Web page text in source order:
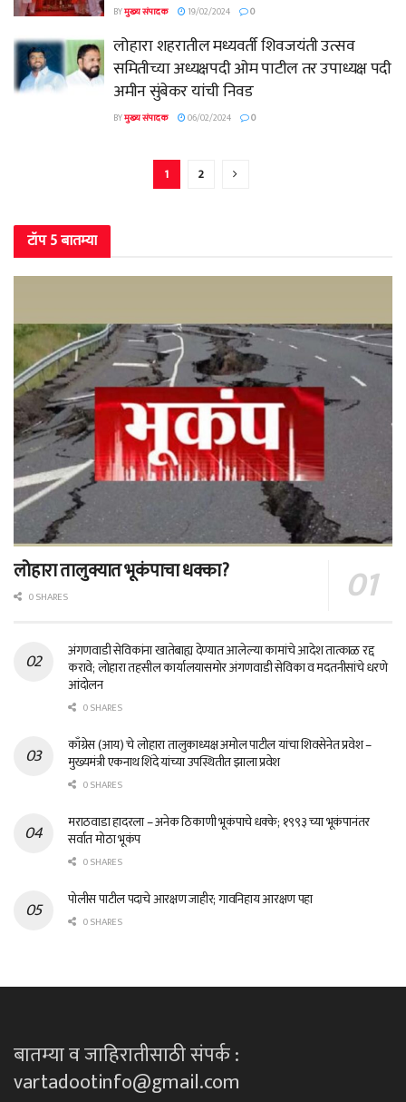
BYमुख्य संपादक 19/02/2024 0
लोहारा शहरातील मध्यवर्ती शिवजयंती उत्सव
समितीच्या अध्यक्षपदी ओम पाटील तर उपाध्यक्ष पदी
अमीन सुंबेकर यांची निवड
BYमुख्य संपादक 06/02/2024 0
1 2
टॉप 5 बातम्या
लोहारा तालुक्यात भूकंपाचा धक्का?
0 SHARES
अंगणवाडी सेविकांना खातेबाह्य देण्यात आलेल्या कामांचे आदेश तात्काळ रद्द
करावे; लोहारा तहसील कार्यालयासमोर अंगणवाडी सेविका व मदतनीसांचे धरणे
आंदोलन
0 SHARES
काँग्रेस (आय) चे लोहारा तालुकाध्यक्ष अमोल पाटील यांचा शिवसेनेत प्रवेश –
मुख्यमंत्री एकनाथ शिंदे यांच्या उपस्थितीत झाला प्रवेश
0 SHARES
मराठवाडा हादरला – अनेक ठिकाणी भूकंपाचे धक्के; १९९३ च्या भूकंपानंतर
सर्वात मोठा भूकंप
0 SHARES
पोलीस पाटील पदाचे आरक्षण जाहीर; गावनिहाय आरक्षण पहा
0 SHARES
बातम्या व जाहिरातीसाठी संपर्क :
vartadootinfo@gmail.com